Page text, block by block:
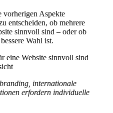
vorherigen Aspekte
entscheiden, ob mehrere
sinnvoll sind – oder ob
Wahl ist.
internationale
erfordern individuelle